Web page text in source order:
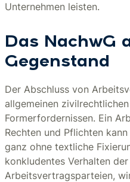
Unternehmen leisten.
Das NachwG
Gegenstand
Der Abschluss von
allgemeinen
Formerfordernissen. Ein
Rechten und Pflichten
ganz ohne textliche
konkludentes Verhalten
Arbeitsvertragsparteien,